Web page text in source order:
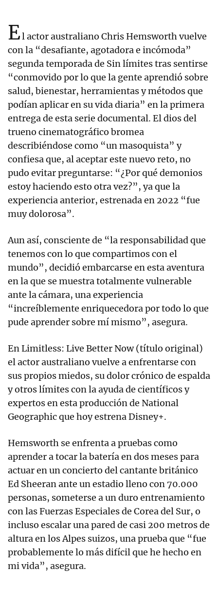
El actor australiano Chris Hemsworth vuelve
con la “desafiante, agotadora e incómoda”
segunda temporada de Sin límites tras sentirse
“conmovido por lo que la gente aprendió sobre
salud, bienestar, herramientas y métodos que
podían aplicar en su vida diaria” en la primera
entrega de esta serie documental. El dios del
trueno cinematográfico bromea
describiéndose como “un masoquista” y
confiesa que, al aceptar este nuevo reto, no
pudo evitar preguntarse: “¿Por qué demonios
estoy haciendo esto otra vez?”, ya que la
experiencia anterior, estrenada en 2022 “fue
muy dolorosa”.
Aun así, consciente de “la responsabilidad que
tenemos con lo que compartimos con el
mundo”, decidió embarcarse en esta aventura
en la que se muestra totalmente vulnerable
ante la cámara, una experiencia
“increíblemente enriquecedora por todo lo que
pude aprender sobre mí mismo”, asegura.
En Limitless: Live Better Now (título original)
el actor australiano vuelve a enfrentarse con
sus propios miedos, su dolor crónico de espalda
y otros límites con la ayuda de científicos y
expertos en esta producción de National
Geographic que hoy estrena Disney+.
Hemsworth se enfrenta a pruebas como
aprender a tocar la batería en dos meses para
actuar en un concierto del cantante británico
Ed Sheeran ante un estadio lleno con 70.000
personas, someterse a un duro entrenamiento
con las Fuerzas Especiales de Corea del Sur, o
incluso escalar una pared de casi 200 metros de
altura en los Alpes suizos, una prueba que “fue
probablemente lo más difícil que he hecho en
mi vida”, asegura.